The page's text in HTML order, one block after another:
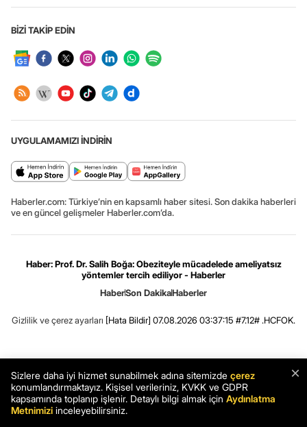
BİZİ TAKİP EDİN
UYGULAMAMIZI İNDİRİN
Haberler.com: Türkiye’nin en kapsamlı haber sitesi. Son dakika haberleri
ve en güncel gelişmeler Haberler.com’da.
Haber: Prof. Dr. Salih Boğa: Obeziteyle mücadelede ameliyatsız
yöntemler tercih ediliyor - Haberler
HaberSon DakikaHaberler
Gizlilik ve çerez ayarları [Hata Bildir] 07.08.2026 03:37:15 #7.12# .HCFOK.
×
Sizlere daha iyi hizmet sunabilmek adına sitemizde çerez
konumlandırmaktayız. Kişisel verileriniz, KVKK ve GDPR
kapsamında toplanıp işlenir. Detaylı bilgi almak için Aydınlatma
Metnimizi inceleyebilirsiniz.